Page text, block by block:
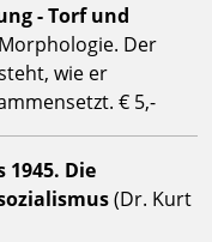
- Torf und
Der
wie er
€ 5,-
1945. Die
(Dr. Kurt